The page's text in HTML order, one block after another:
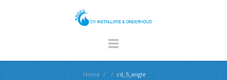
Home / / cd_5_angle